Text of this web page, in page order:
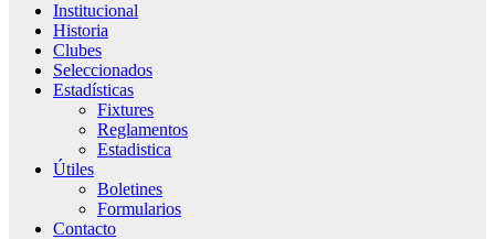
Institucional
Historia
Clubes
Seleccionados
Estadísticas
Fixtures
Reglamentos
Estadistica
Útiles
Boletines
Formularios
Contacto